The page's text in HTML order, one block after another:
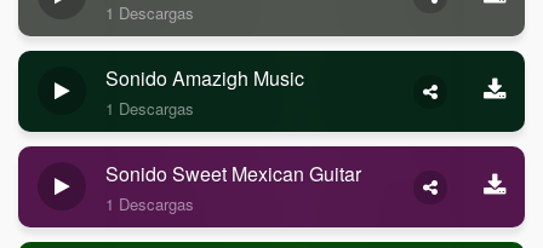
1 Descargas
Sonido Amazigh Music
1 Descargas
Sonido Sweet Mexican Guitar
1 Descargas